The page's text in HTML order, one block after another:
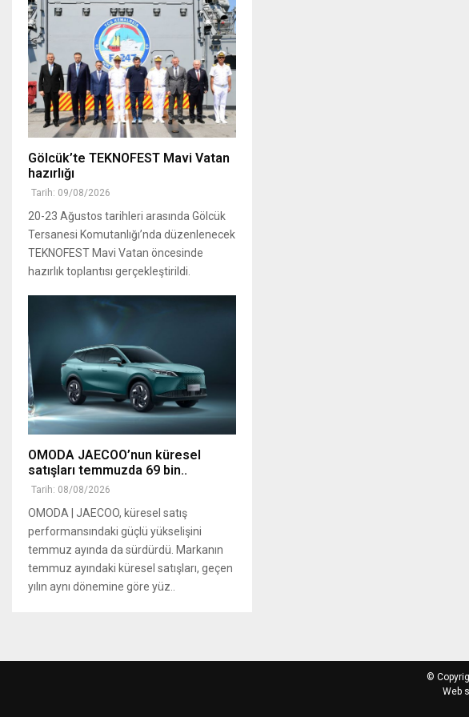
Gölcük’te TEKNOFEST Mavi Vatan
hazırlığı
Tarih: 09/08/2026
20-23 Ağustos tarihleri arasında Gölcük
Tersanesi Komutanlığı’nda düzenlenecek
TEKNOFEST Mavi Vatan öncesinde
hazırlık toplantısı gerçekleştirildi.
OMODA JAECOO’nun küresel
satışları temmuzda 69 bin..
Tarih: 08/08/2026
OMODA | JAECOO, küresel satış
performansındaki güçlü yükselişini
temmuz ayında da sürdürdü. Markanın
temmuz ayındaki küresel satışları, geçen
yılın aynı dönemine göre yüz..
©
Web